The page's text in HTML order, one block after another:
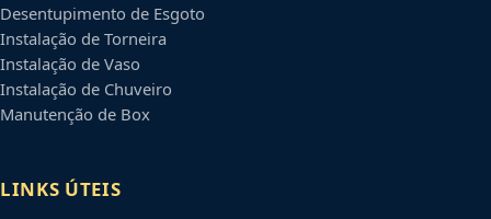
Desentupimento de Esgoto
Instalação de Torneira
Instalação de Vaso
Instalação de Chuveiro
Manutenção de Box
LINKS ÚTEIS